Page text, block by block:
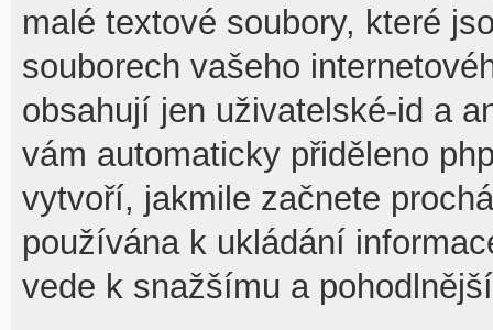
malé textové soubory, které
souborech vašeho
obsahují jen uživatelské-id a
vám automaticky přiděleno
vytvoří, jakmile začnete
používána k ukládání
vede k snažšímu a